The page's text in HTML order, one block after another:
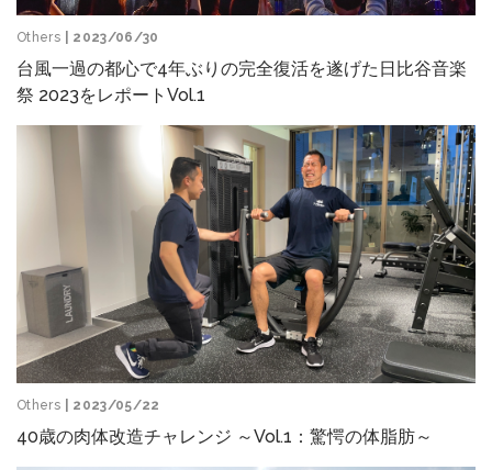
Others | 2023/06/30
台風一過の都心で4年ぶりの完全復活を遂げた日比谷音楽
祭 2023をレポートVol.1
Others | 2023/05/22
40歳の肉体改造チャレンジ ～Vol.1：驚愕の体脂肪～